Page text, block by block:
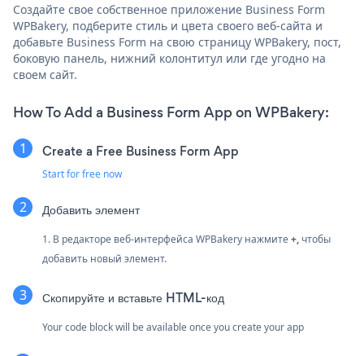
Создайте свое собственное приложение Business Form
WPBakery, подберите стиль и цвета своего веб-сайта и
добавьте Business Form на свою страницу WPBakery, пост,
боковую панель, нижний колонтитул или где угодно на
своем сайт.
How To Add a Business Form App on WPBakery:
Create a Free Business Form App
Start for free now
Добавить элемент
1. В редакторе веб-интерфейса WPBakery нажмите+, чтобы
добавить новый элемент.
Скопируйте и вставьте HTML-код
Your code block will be available once you create your app